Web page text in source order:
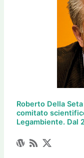
Roberto Della
comitato
Legambiente. Dal